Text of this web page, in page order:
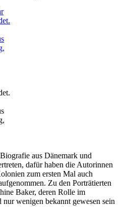
aus Dänemark und
dafür haben die Autorinnen
zum ersten Mal auch
Zu den Porträtierten
Baker, deren Rolle im
nur wenigen bekannt gewesen sein